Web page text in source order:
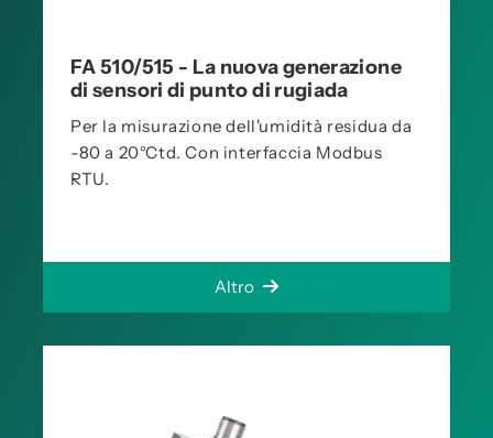
FA 510/515 - La nuova generazione
di sensori di punto di rugiada
Per la misurazione dell'umidità residua da
-80 a 20°Ctd. Con interfaccia Modbus
RTU.
Altro